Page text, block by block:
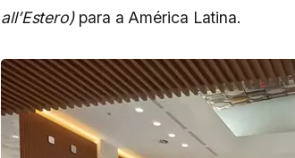
all’Estero) para a América Latina.